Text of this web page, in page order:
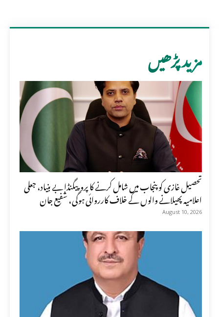
مزید پڑھیں
تحصیل غازی کو پنجاب میں شامل کرنے کا پروپیگنڈا بے بنیاد، جعلی
اعلامیہ پھیلانے والوں کے خلاف کارروائی ہوگی، شفیع جان
August 10, 2026